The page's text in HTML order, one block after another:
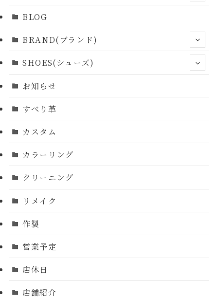
BLOG
BRAND(ブランド)
SHOES(シューズ)
お知らせ
すべり革
カスタム
カラーリング
クリーニング
リメイク
作製
営業予定
店休日
店舗紹介